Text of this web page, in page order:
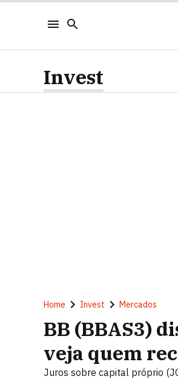
Invest
Home Invest Mercados
BB (BBAS3)
veja quem
Juros sobre capital próprio